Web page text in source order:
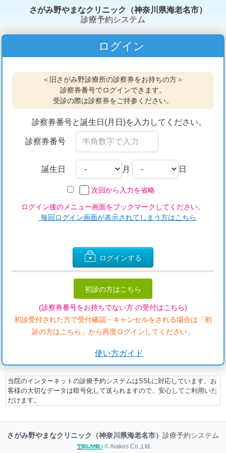
さがみ野やまなクリニック（神奈川県海老名市）
診療予約システム
ログイン
＜旧さがみ野診療所の診察券をお持ちの方＞
診察券番号でログインできます。
受診の際は診察券をご持参ください。
診察券番号と誕生日(月日)を入力してください。
診察券番号
誕生日 月 日
次回から入力を省略
ログイン後のメニュー画面をブックマークしてください。
毎回ログイン画面が表示されてしまう方はこちら
ログインする
初診の方はこちら
(診察券番号をお持ちでない方 の受付はこちら)
初診受付された方で受付確認・キャンセルをされる場合は「初
診の方はこちら」から再度ログインしてください。
使い方ガイド
当院のインターネットの診療予約システムはSSLに対応しています。お
客様の大切なデータは暗号化して送られますので、安心してご利用いた
だけます。
さがみ野やまなクリニック（神奈川県海老名市） 診療予約システム
© Aiakos Co.,Ltd.